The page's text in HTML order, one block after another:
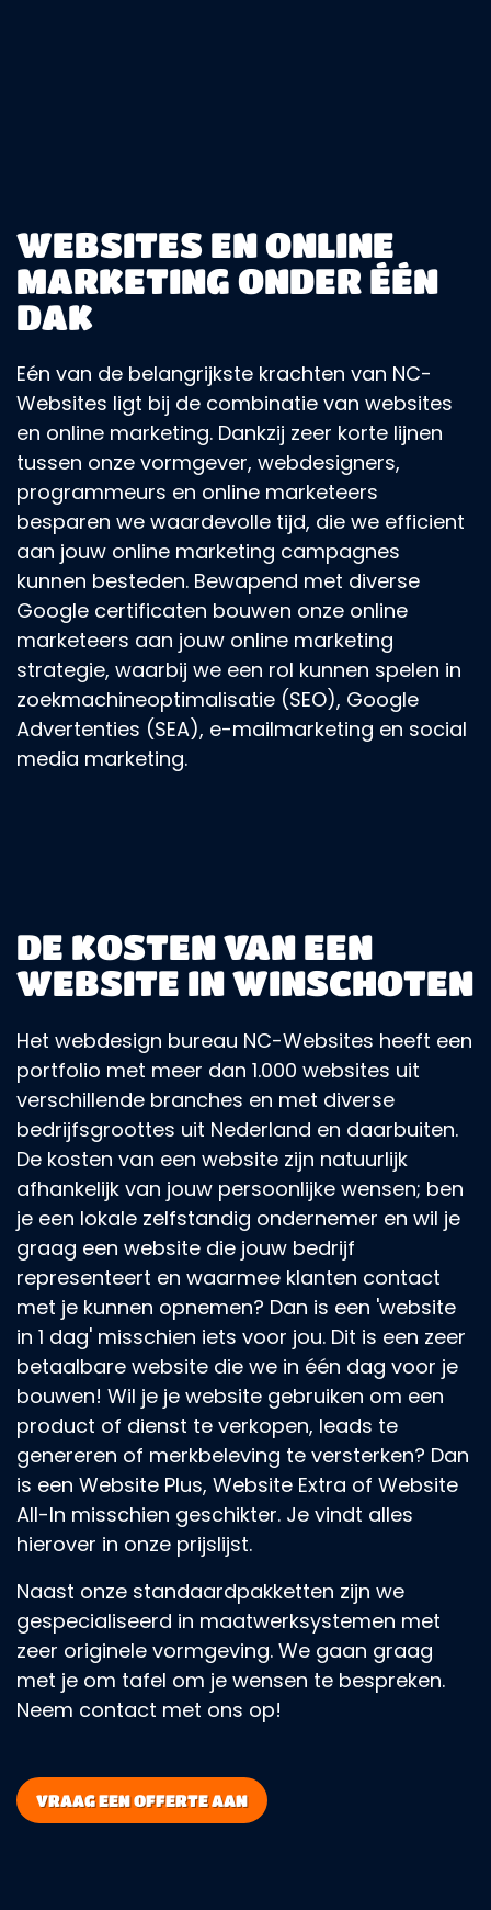
WEBSITES EN ONLINE
MARKETING ONDER ÉÉN
DAK
Eén van de belangrijkste krachten van NC-
Websites ligt bij de combinatie van websites
en online marketing. Dankzij zeer korte lijnen
tussen onze vormgever, webdesigners,
programmeurs en online marketeers
besparen we waardevolle tijd, die we efficient
aan jouw online marketing campagnes
kunnen besteden. Bewapend met diverse
Google certificaten bouwen onze online
marketeers aan jouw online marketing
strategie, waarbij we een rol kunnen spelen in
zoekmachineoptimalisatie (SEO), Google
Advertenties (SEA), e-mailmarketing en social
media marketing.
DE KOSTEN VAN EEN
WEBSITE IN WINSCHOTEN
Het webdesign bureau NC-Websites heeft een
portfolio met meer dan 1.000 websites uit
verschillende branches en met diverse
bedrijfsgroottes uit Nederland en daarbuiten.
De kosten van een website zijn natuurlijk
afhankelijk van jouw persoonlijke wensen; ben
je een lokale zelfstandig ondernemer en wil je
graag een website die jouw bedrijf
representeert en waarmee klanten contact
met je kunnen opnemen? Dan is een 'website
in 1 dag' misschien iets voor jou. Dit is een zeer
betaalbare website die we in één dag voor je
bouwen! Wil je je website gebruiken om een
product of dienst te verkopen, leads te
genereren of merkbeleving te versterken? Dan
is een Website Plus, Website Extra of Website
All-In misschien geschikter. Je vindt alles
hierover in onze prijslijst.
Naast onze standaardpakketten zijn we
gespecialiseerd in maatwerksystemen met
zeer originele vormgeving. We gaan graag
met je om tafel om je wensen te bespreken.
Neem contact met ons op!
VRAAG EEN OFFERTE AAN